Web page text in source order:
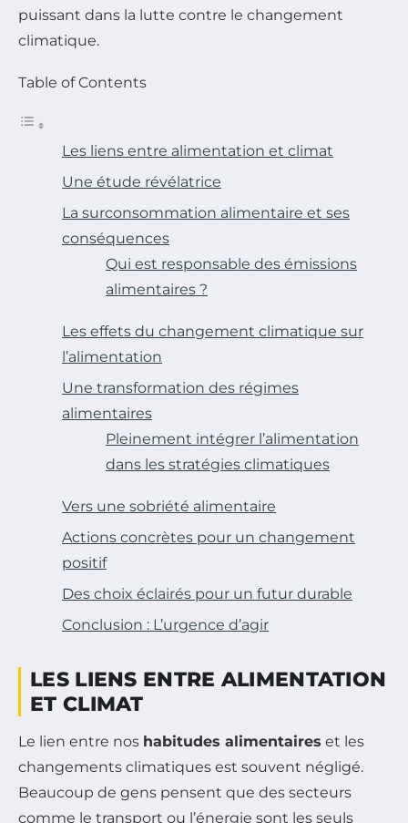
puissant dans la lutte contre le changement
climatique.
Table of Contents
Les liens entre alimentation et climat
Une étude révélatrice
La surconsommation alimentaire et ses
conséquences
Qui est responsable des émissions
alimentaires ?
Les effets du changement climatique sur
l’alimentation
Une transformation des régimes
alimentaires
Pleinement intégrer l’alimentation
dans les stratégies climatiques
Vers une sobriété alimentaire
Actions concrètes pour un changement
positif
Des choix éclairés pour un futur durable
Conclusion : L’urgence d’agir
LES LIENS ENTRE ALIMENTATION
ET CLIMAT
Le lien entre nos habitudes alimentaires et les
changements climatiques est souvent négligé.
Beaucoup de gens pensent que des secteurs
comme le transport ou l’énergie sont les seuls